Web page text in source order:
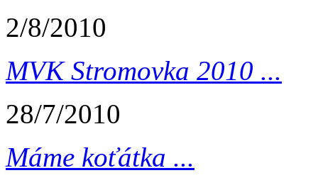
2/8/2010
MVK Stromovka 2010 ...
28/7/2010
Máme koťátka ...